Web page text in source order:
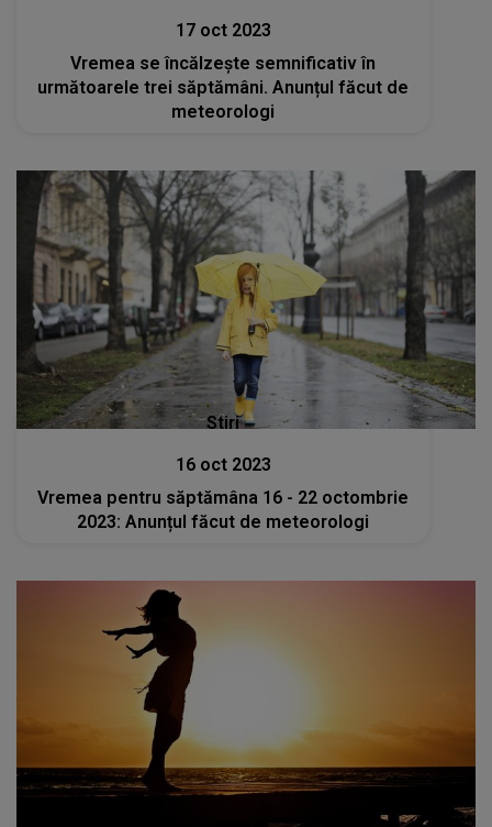
17 oct 2023
Vremea se încălzește semnificativ în
următoarele trei săptămâni. Anunțul făcut de
meteorologi
Stiri
16 oct 2023
Vremea pentru săptămâna 16 - 22 octombrie
2023: Anunțul făcut de meteorologi